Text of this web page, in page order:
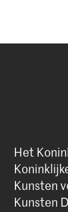
Het
Kunsten
Kunsten